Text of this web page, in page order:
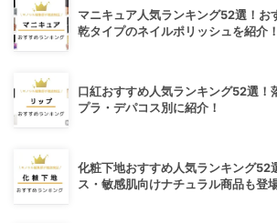
マニキュア人気ランキング52選！お
乾タイプのネイルポリッシュを紹介！
口紅おすすめ人気ランキング52選！
プラ・デパコス別に紹介！
化粧下地おすすめ人気ランキング52
ス・敏感肌向けナチュラル商品も登